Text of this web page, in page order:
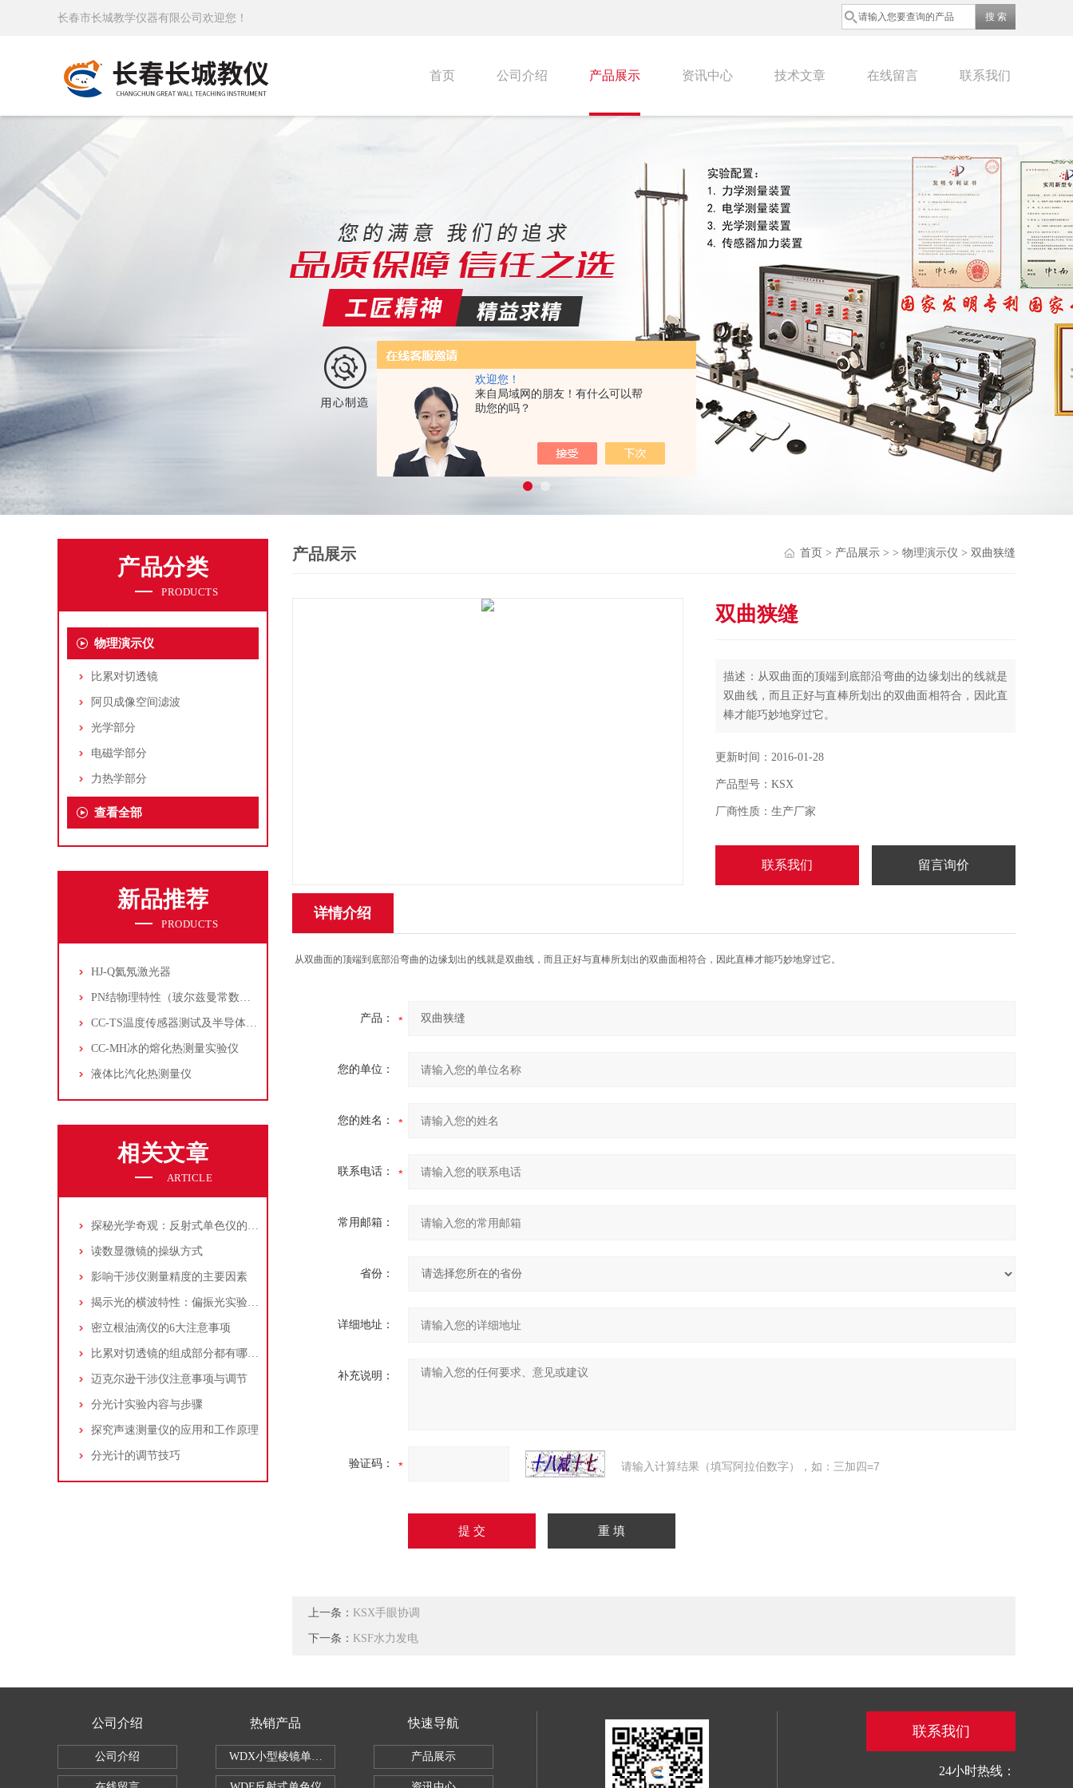
欢迎您！
来自局域网的朋友！有什么可以帮
助您的吗？
长春市长城教学仪器有限公司欢迎您！
首页 公司介绍 产品展示 资讯中心 技术文章 在线留言 联系我们
产品分类
PRODUCTS
物理演示仪
比累对切透镜
阿贝成像空间滤波
光学部分
电磁学部分
力热学部分
查看全部
新品推荐
PRODUCTS
HJ-Q氦氖激光器
PN结物理特性（玻尔兹曼常数测定仪）
CC-TS温度传感器测试及半导体致冷控温实验仪
CC-MH冰的熔化热测量实验仪
液体比汽化热测量仪
相关文章
ARTICLE
探秘光学奇观：反射式单色仪的原理与应用
读数显微镜的操纵方式
影响干涉仪测量精度的主要因素
揭示光的横波特性：偏振光实验仪的机理与光学探索
密立根油滴仪的6大注意事项
比累对切透镜的组成部分都有哪些？
迈克尔逊干涉仪注意事项与调节
分光计实验内容与步骤
探究声速测量仪的应用和工作原理
分光计的调节技巧
产品展示 首页 > 产品展示 > > 物理演示仪 > 双曲狭缝
双曲狭缝
描述：从双曲面的顶端到底部沿弯曲的边缘划出的线就是
双曲线，而且正好与直棒所划出的双曲面相符合，因此直
棒才能巧妙地穿过它。
更新时间：2016-01-28
产品型号：KSX
厂商性质：生产厂家
联系我们 留言询价
详情介绍
从双曲面的顶端到底部沿弯曲的边缘划出的线就是双曲线，而且正好与直棒所划出的双曲面相符合，因此直棒才能巧妙地穿过它。
产品：
您的单位：
您的姓名：
联系电话：
常用邮箱：
省份：
详细地址：
补充说明：
验证码： 请输入计算结果（填写阿拉伯数字），如：三加四=7
上一条： KSX手眼协调
下一条： KSF水力发电
公司介绍
公司介绍
热销产品
WDX小型棱镜单色仪
快速导航
产品展示
联系我们
24小时热线：